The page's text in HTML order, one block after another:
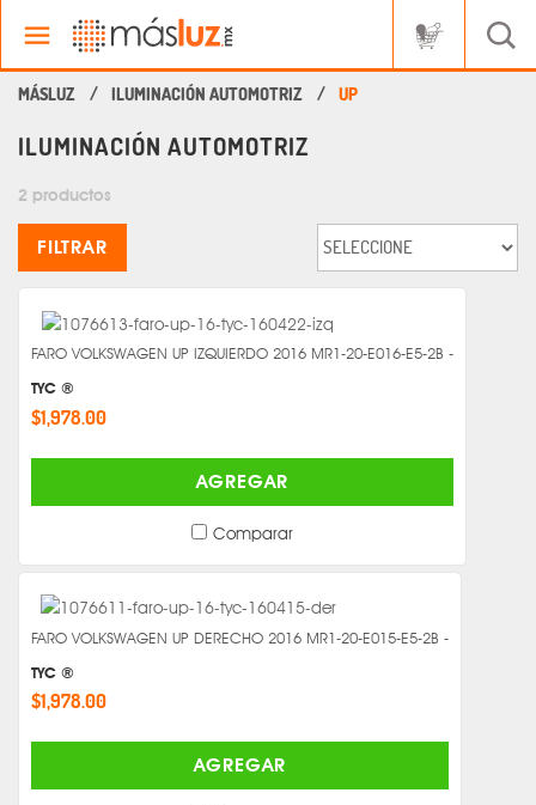
ILUMINACIÓN AUTOMOTRIZ UP
ILUMINACIÓN AUTOMOTRIZ
2 productos
FILTRAR
FARO VOLKSWAGEN UP IZQUIERDO 2016 MR1-20-E016-E5-2B -
TYC ®
$1,978.00
AGREGAR
Comparar
FARO VOLKSWAGEN UP DERECHO 2016 MR1-20-E015-E5-2B -
TYC ®
$1,978.00
AGREGAR